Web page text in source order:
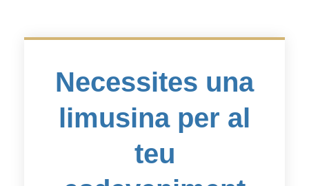
Necessites una
limusina per al
teu